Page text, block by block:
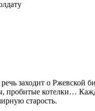
заходит о Ржевской
пробитые котелки…
старость.